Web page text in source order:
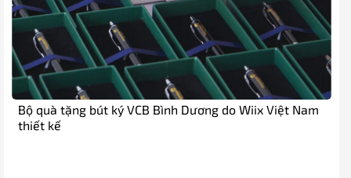
Bộ quà tặng bút ký VCB Bình Dương do Wiix Việt Nam
thiết kế